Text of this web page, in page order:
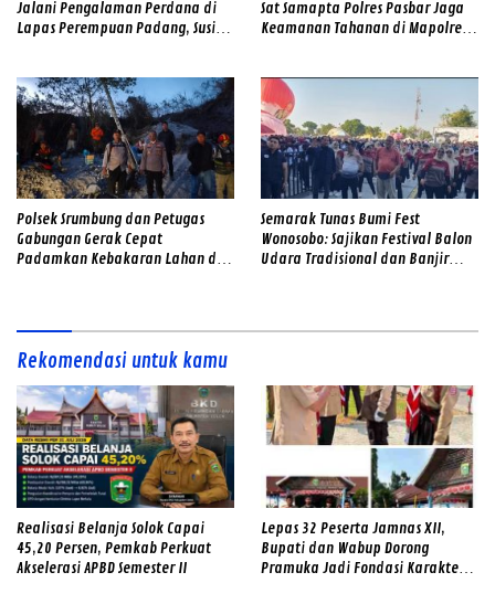
Jalani Pengalaman Perdana di
Lapas Perempuan Padang, Susi
Sat Samapta Polres Pasbar Jaga
Keamanan Tahanan di Mapolres
Polsek Srumbung dan Petugas
Gabungan Gerak Cepat
Padamkan Kebakaran Lahan di
Semarak Tunas Bumi Fest
Wonosobo: Sajikan Festival Balon
Udara Tradisional dan Banjir
Rekomendasi untuk kamu
Realisasi Belanja Solok Capai
45,20 Persen, Pemkab Perkuat
Akselerasi APBD Semester II
Lepas 32 Peserta Jamnas XII,
Bupati dan Wabup Dorong
Pramuka Jadi Fondasi Karakter